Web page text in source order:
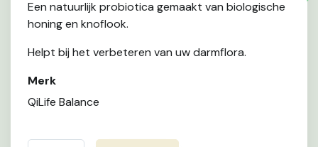
Een natuurlijk probiotica gemaakt van biologische
honing en knoflook.
Helpt bij het verbeteren van uw darmflora.
Merk
QiLife Balance